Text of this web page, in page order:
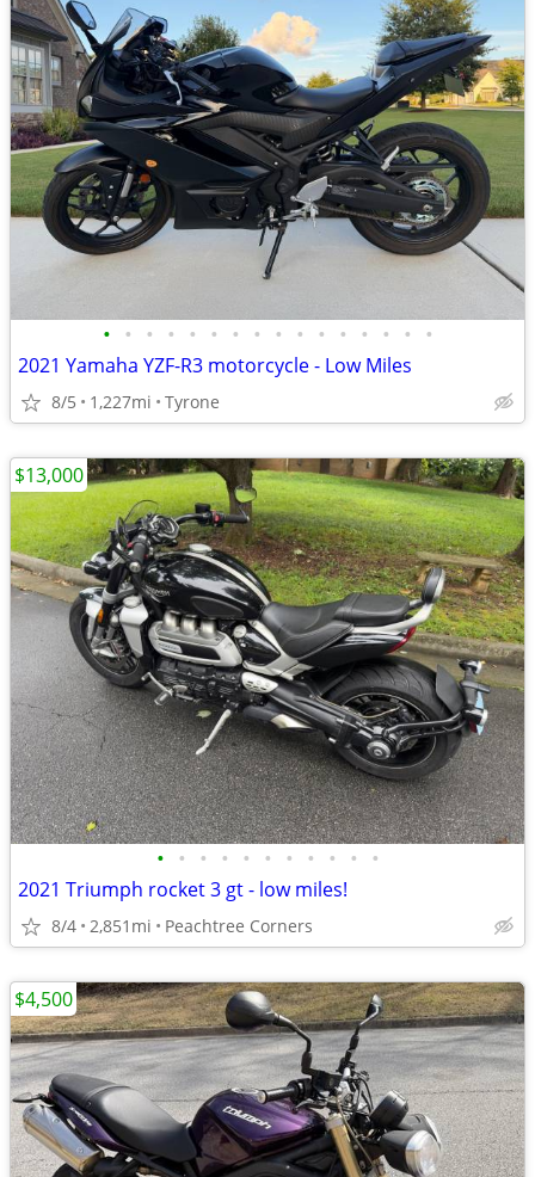
• • • • • • • • • • • • • • • •
2021 Yamaha YZF-R3 motorcycle - Low Miles
8/5 1,227mi Tyrone
• • • • • • • • • • •
2021 Triumph rocket 3 gt - low miles!
8/4 2,851mi Peachtree Corners
$13,000
$4,500